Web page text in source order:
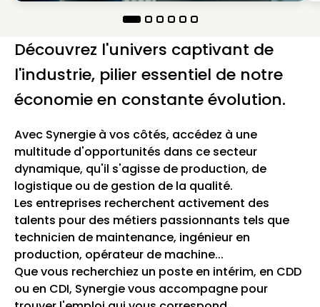
Découvrez l'univers captivant de
l'industrie, pilier essentiel de notre
économie en constante évolution.
Avec Synergie à vos côtés, accédez à une
multitude d'opportunités dans ce secteur
dynamique, qu'il s'agisse de production, de
logistique ou de gestion de la qualité.
Les entreprises recherchent activement des
talents pour des métiers passionnants tels que
technicien de maintenance, ingénieur en
production, opérateur de machine...
Que vous recherchiez un poste en intérim, en CDD
ou en CDI, Synergie vous accompagne pour